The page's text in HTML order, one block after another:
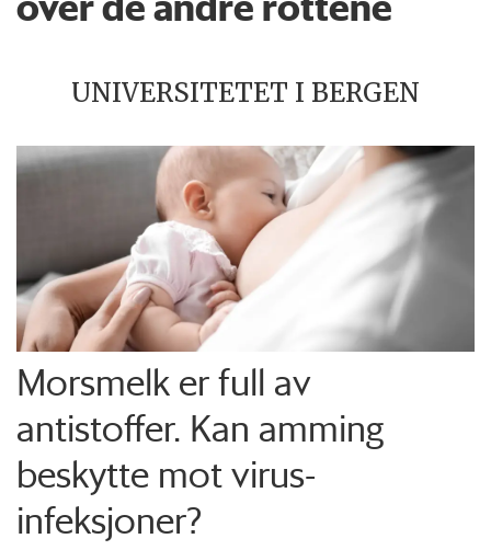
UNIVERSITETET I BERGEN
Morsmelk er full av
antistoffer. Kan amming
beskytte mot virus-
infeksjoner?